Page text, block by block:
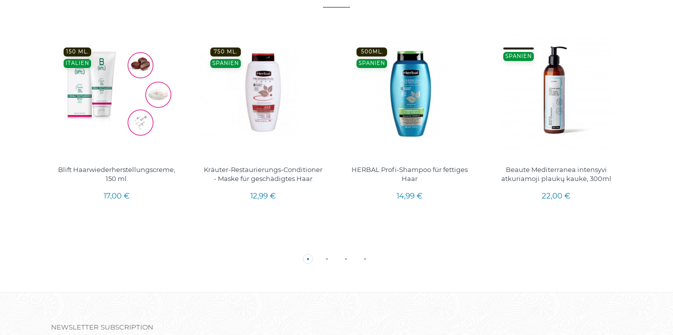
150 ML.
ITALIEN
Blift Haarwiederherstellungscreme,
150 ml.
17,00 €
750 ML.
SPANIEN
Kräuter-Restaurierungs-Conditioner
- Maske für geschädigtes Haar
12,99 €
500ML.
SPANIEN
HERBAL Profi-Shampoo für fettiges
Haar
14,99 €
SPANIEN
Beaute Mediterranea intensyvi
atkuriamoji plaukų kaukė, 300ml
22,00 €
NEWSLETTER SUBSCRIPTION